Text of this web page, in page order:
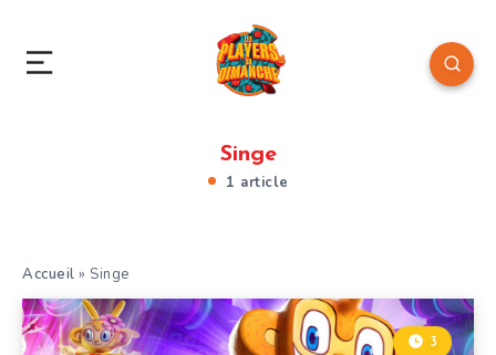
Singe
1 article
Accueil » Singe
3